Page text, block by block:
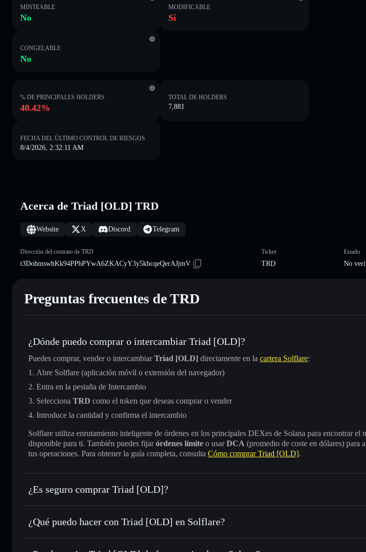
MINTEABLE
No
MODIFICABLE
Sí
CONGELABLE
No
% DE PRINCIPALES HOLDERS
40.42%
TOTAL DE HOLDERS
7,881
FECHA DEL ÚLTIMO CONTROL DE RIESGOS
8/4/2026, 2:32:11 AM
Acerca de Triad [OLD] TRD
Website X Discord Telegram
Dirección del contrato de TRD
t3DohmswhKk94PPbPYwA6ZKACyY3y5kbcqeQerAJjmV
Ticker
TRD
Estado
No
Preguntas frecuentes de TRD
¿Dónde puedo comprar o intercambiar Triad [OLD]?
Puedes comprar, vender o intercambiarTriad [OLD] directamente en la cartera Solflare:
Abre Solflare (aplicación móvil o extensión del navegador)
Entra en la pestaña de Intercambio
Selecciona TRD como el token que deseas comprar o vender
Introduce la cantidad y confirma el intercambio
Solflare utiliza enrutamiento inteligente de órdenes en los principales DEXes de Solana para encontrar el
disponible para ti. También puedes fijarórdenes límite o usarDCA (promedio de coste en dólares) para
tus operaciones. Para obtener la guía completa, consulta Cómo comprar Triad [OLD].
¿Es seguro comprar Triad [OLD]?
Triad [OLD] no está verificado
¿Qué puedo hacer con Triad [OLD] en Solflare?
Triad [OLD]
cartera de Solflare